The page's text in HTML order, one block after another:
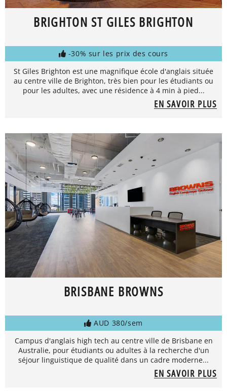
BRIGHTON ST GILES BRIGHTON
-30% sur les prix des cours
St Giles Brighton est une magnifique école d'anglais située
au centre ville de Brighton, très bien pour les étudiants ou
pour les adultes, avec une résidence à 4 min à pied...
EN SAVOIR PLUS
BRISBANE BROWNS
AUD 380/sem
Campus d'anglais high tech au centre ville de Brisbane en
Australie, pour étudiants ou adultes à la recherche d'un
séjour linguistique de qualité dans un cadre moderne...
EN SAVOIR PLUS